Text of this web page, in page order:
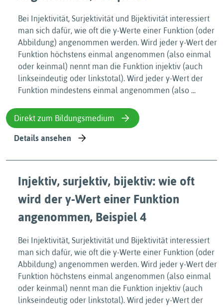
Bei Injektivität, Surjektivität und Bijektivität interessiert
man sich dafür, wie oft die y-Werte einer Funktion (oder
Abbildung) angenommen werden. Wird jeder y-Wert der
Funktion höchstens einmal angenommen (also einmal
oder keinmal) nennt man die Funktion injektiv (auch
linkseindeutig oder linkstotal). Wird jeder y-Wert der
Funktion mindestens einmal angenommen (also ...
Direkt zum Bildungsmedium
Details ansehen
Injektiv, surjektiv, bijektiv: wie oft
wird der y-Wert einer Funktion
angenommen, Beispiel 4
Bei Injektivität, Surjektivität und Bijektivität interessiert
man sich dafür, wie oft die y-Werte einer Funktion (oder
Abbildung) angenommen werden. Wird jeder y-Wert der
Funktion höchstens einmal angenommen (also einmal
oder keinmal) nennt man die Funktion injektiv (auch
linkseindeutig oder linkstotal). Wird jeder y-Wert der